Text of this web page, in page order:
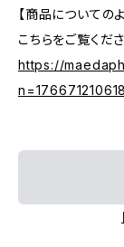
【商品についての
こちらをご覧くださ
https://